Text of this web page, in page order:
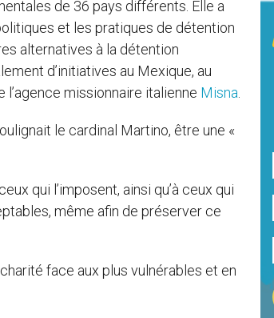
de 36 pays différents. Elle a
et les pratiques de détention
alternatives à la détention
d’initiatives au Mexique, au
l’agence missionnaire italienne Misna
le cardinal Martino, être une «
qui l’imposent, ainsi qu’à ceux qui
même afin de préserver ce
face aux plus vulnérables et en